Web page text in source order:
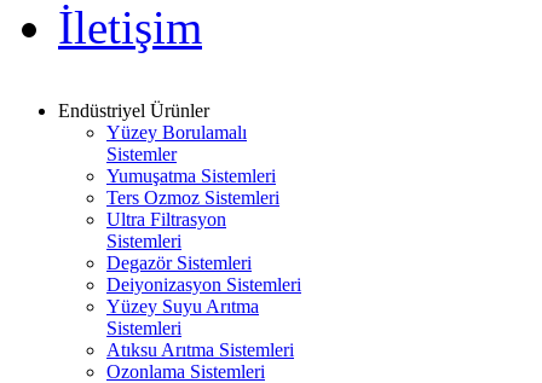
İletişim
Endüstriyel Ürünler
Yüzey Borulamalı
Sistemler
Yumuşatma Sistemleri
Ters Ozmoz Sistemleri
Ultra Filtrasyon
Sistemleri
Degazör Sistemleri
Deiyonizasyon Sistemleri
Yüzey Suyu Arıtma
Sistemleri
Atıksu Arıtma Sistemleri
Ozonlama Sistemleri